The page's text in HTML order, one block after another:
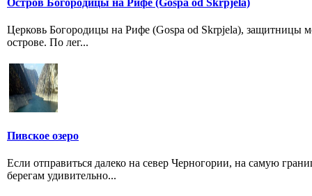
Церковь Богородицы на Рифе (Gospa od Skrpjela), защитницы
острове. По лег...
Пивское озеро
Если отправиться далеко на север Черногории, на самую
берегам удивительно...